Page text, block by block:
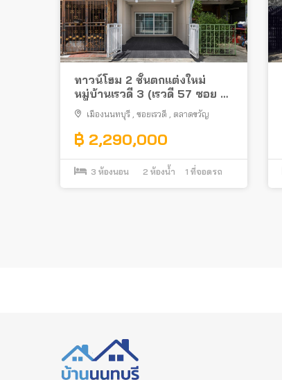
ทาวน์โฮม 2 ชั้นตกแต่งใหม่
หมู่บ้านเรวดี 3 (เรวดี 57 ซอย 5)
ใกล้แยกแคราย รถไฟฟ้าสายสี
ม่วง
เมืองนนทบุรี , ซอยเรวดี , ตลาดขวัญ
฿ 2,290,000
3 ห้องนอน 2 ห้องน้ำ 1 ที่จอดรถ